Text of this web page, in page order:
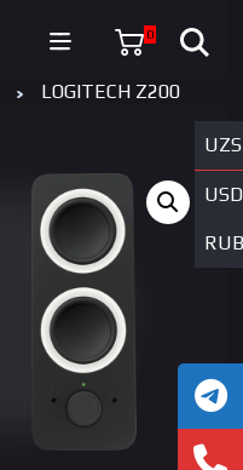
0
UZS
USD
RUB
LOGITECH Z200